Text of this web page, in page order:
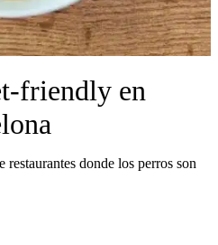
friendly en
restaurantes donde los perros son